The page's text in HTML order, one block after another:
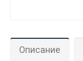
Описание